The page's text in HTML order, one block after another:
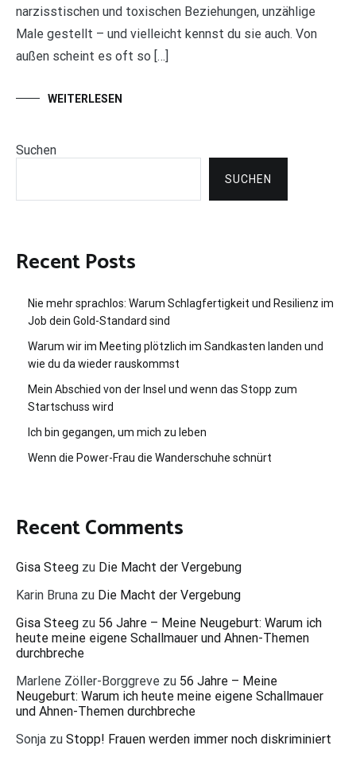
narzisstischen und toxischen Beziehungen, unzählige
Male gestellt – und vielleicht kennst du sie auch. Von
außen scheint es oft so […]
WEITERLESEN
Suchen
SUCHEN
Recent Posts
Nie mehr sprachlos: Warum Schlagfertigkeit und Resilienz im
Job dein Gold-Standard sind
Warum wir im Meeting plötzlich im Sandkasten landen und
wie du da wieder rauskommst
Mein Abschied von der Insel und wenn das Stopp zum
Startschuss wird
Ich bin gegangen, um mich zu leben
Wenn die Power-Frau die Wanderschuhe schnürt
Recent Comments
Gisa Steeg zu Die Macht der Vergebung
Karin Bruna zu Die Macht der Vergebung
Gisa Steeg zu 56 Jahre – Meine Neugeburt: Warum ich
heute meine eigene Schallmauer und Ahnen-Themen
durchbreche
Marlene Zöller-Borggreve zu 56 Jahre – Meine
Neugeburt: Warum ich heute meine eigene Schallmauer
und Ahnen-Themen durchbreche
Sonja zu Stopp! Frauen werden immer noch diskriminiert